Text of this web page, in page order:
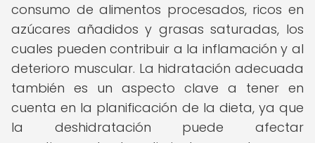
consumo de alimentos procesados, ricos en
azúcares añadidos y grasas saturadas, los
cuales pueden contribuir a la inflamación y al
deterioro muscular. La hidratación adecuada
también es un aspecto clave a tener en
cuenta en la planificación de la dieta, ya que
la deshidratación puede afectar